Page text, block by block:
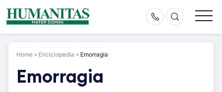
Skip
to
Home » Enciclopedia » Emorragia
Emorragia